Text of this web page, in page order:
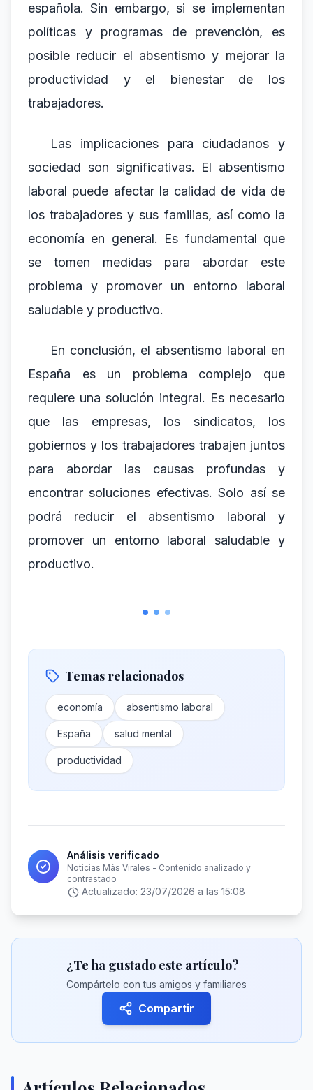
española. Sin embargo, si se implementan
políticas y programas de prevención, es
posible reducir el absentismo y mejorar la
productividad y el bienestar de los
trabajadores.
Las implicaciones para ciudadanos y
sociedad son significativas. El absentismo
laboral puede afectar la calidad de vida de
los trabajadores y sus familias, así como la
economía en general. Es fundamental que
se tomen medidas para abordar este
problema y promover un entorno laboral
saludable y productivo.
En conclusión, el absentismo laboral en
España es un problema complejo que
requiere una solución integral. Es necesario
que las empresas, los sindicatos, los
gobiernos y los trabajadores trabajen juntos
para abordar las causas profundas y
encontrar soluciones efectivas. Solo así se
podrá reducir el absentismo laboral y
promover un entorno laboral saludable y
productivo.
Temas relacionados
economía absentismo laboral
España salud mental
productividad
Análisis verificado
Noticias Más Virales - Contenido analizado y
contrastado
Actualizado: 23/07/2026 a las 15:08
¿Te ha gustado este artículo?
Compártelo con tus amigos y familiares
Compartir